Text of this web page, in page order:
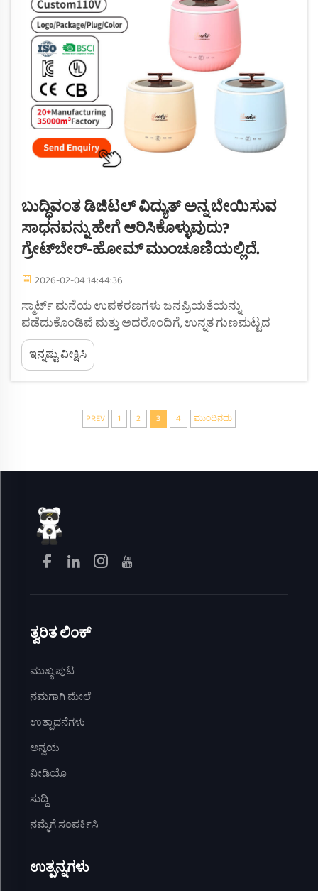
ಬುದ್ಧಿವಂತ ಡಿಜಿಟಲ್ ವಿದ್ಯುತ್ ಅನ್ನ ಬೇಯಿಸುವ
ಸಾಧನವನ್ನು ಹೇಗೆ ಆರಿಸಿಕೊಳ್ಳುವುದು?
ಗ್ರೇಟ್‌ಬೇರ್-ಹೋಮ್ ಮುಂಚೂಣಿಯಲ್ಲಿದೆ.
2026-02-04 14:44:36
ಸ್ಮಾರ್ಟ್ ಮನೆಯ ಉಪಕರಣಗಳು ಜನಪ್ರಿಯತೆಯನ್ನು
ಪಡೆದುಕೊಂಡಿವೆ ಮತ್ತು ಅದರೊಂದಿಗೆ, ಉನ್ನತ ಗುಣಮಟ್ಟದ
ಡಿಜಿಟಲ್ ಅನ್ನ ಬೇಯಿಸುವ ಸಾಧನವು ಆಧುನಿಕ ಕುಟುಂಬಗಳಿಗೆ
ಅತ್ಯಗತ್ಯವಾದ ವಸ್ತುವಾಗಿ ಬೆಳೆದಿದೆ. ಮನೆಯ ಉಪಕರಣಗಳ
ತಯಾರಿಕೆಯಲ್ಲಿ ವಿಶ್ವಾಸಾರ್ಹ ಬ್ರಾಂಡ್ ಆಗಿರುವ ಗ್ರೇಟ್‌ಬೇರ್
ಇನ್ನಷ್ಟು ವೀಕ್ಷಿಸಿ
PREV 1 2 3 4 ಮುಂದಿನದು
ತ್ವರಿತ ಲಿಂಕ್
ಮುಖ್ಯ ಪುಟ
ನಮಗಾಗಿ ಮೇಲೆ
ಉತ್ಪಾದನೆಗಳು
ಅನ್ವಯ
ವೀಡಿಯೊ
ಸುದ್ದಿ
ನಮ್ಮೆಗೆ ಸಂಪರ್ಕಿಸಿ
ಉತ್ಪನ್ನಗಳು